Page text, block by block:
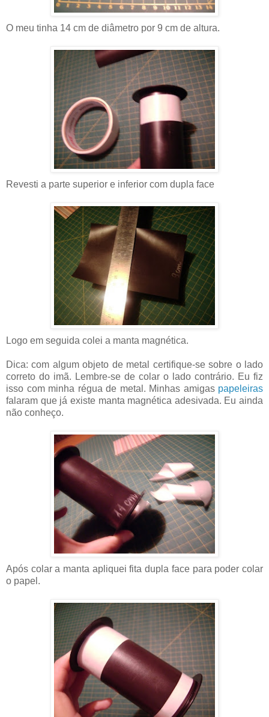
O meu tinha 14 cm de diâmetro por 9 cm de altura.
Revesti a parte superior e inferior com dupla face
Logo em seguida colei a manta magnética.
Dica: com algum objeto de metal certifique-se sobre o lado
correto do imã. Lembre-se de colar o lado contrário. Eu fiz
isso com minha régua de metal. Minhas amigas papeleiras
falaram que já existe manta magnética adesivada. Eu ainda
não conheço.
Após colar a manta apliquei fita dupla face para poder colar
o papel.